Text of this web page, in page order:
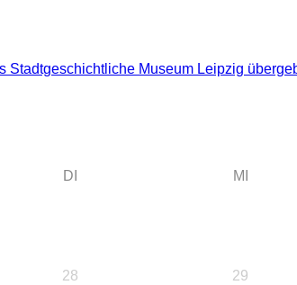
Stadtgeschichtliche Museum Leipzig
DI MI
28 29